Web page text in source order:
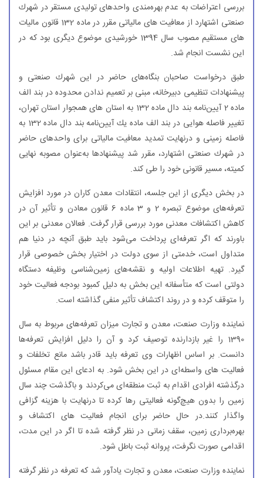
بررسی اعتراضات به عدم بهره‌مندی واحدهای تولیدی مستقر در شهرك
صنعتی اشتهارد از معافیت های مالیاتی مقرر در ماده 132 قانون مالیات
های مستقیم مصوب سال 1394 خورشیدی موضوع دیگری بود كه در
این نشست انجام شد.
طبق درخواست صاحبان بنگاه‌های حاضر در این شهرك صنعتی و
پیشنهادات تنظیمی دبیرخانه، مبنی بر تعمیم ندادن محدوده در بند الف
ماده 2 آیین‌نامه بند دال ماده 132 به استان های همجوار استان تهران،
تغییر فاصله هوایی در بند الف ماده یك آیین‌نامه بند دال ماده 132 به
فاصله زمینی و درنهایت تمدید معافیت مالیاتی برای واحدهای حاضر
در شهرك صنعتی اشتهارد، مقرر شد پیشنهادها به‌عنوان مصوبه نهایی
كمیته، مسیر قانونی خود را طی كند.
در بخش دیگری از این جلسه، انتقادات معدن كاران در مورد افزایش
تعرفه‌های موضوع تبصره 2 و 3 ماده 6 قانون معادن و تأثیر آن در
كاهش اكتشافات معدنی مورد بررسی قرار گرفت. فعالان معدنی بر این
باورند كه اگر تعرفه‌ای پرداخت می‌شود باید طبق آنچه در دنیا هم
متداول است، خدمتی از سوی دولت در اختیار بخش خصوصی قرار
گیرد. تهیه اطلاعات اولیه و نقشه‌های زمین‌شناسی وظیفه دستگاه
دولتی است كه متأسفانه این بخش به دلیل كمبود بودجه فعالیت خود
را متوقف كرده و در روند اكتشاف تأثیر منفی گذاشته است.
نماینده وزارت صنعت، معدن و تجارت میزان تعرفه‌های مربوط به سال
1390 را غیر بازدارنده توصیف كرد و آن را دلیل افزایش تعرفه‌ها
دانست. بر اساس اظهارات وی تعرفه باید قادر باشد مانع تخلفات و
فعالیت های واسطه‌ای در این بخش شود. به ادعای این مقام مسئول
درگذشته افرادی اقدام به ثبت منطقه‌ای می‌كردند و باگذشت چند سال
زمین را بدون هیچ‌گونه فعالیتی رها كرده تا درنهایت با هزینه گزافی
واگذار كنند.در حال حاضر برای انجام فعالیت های اكتشاف و
بهره‌برداری زمین، سقف زمانی در نظر گرفته شده تا اگر در این مدت،
اقدامی صورت نگرفت، پروانه ثبت باطل شود.
نماینده وزارت صنعت، معدن و تجارت یادآور شد كه تعرفه در نظر گرفته